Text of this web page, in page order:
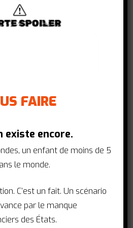
touchées,
ayant des
de
des HSH
est le
, ce qui a
significatif des
FAIRE
existe encore.
un enfant de moins de 5
le monde.
C’est un fait. Un scénario
par le manque
des États.